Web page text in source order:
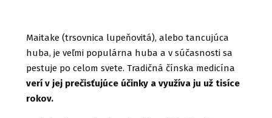
Maitake (trsovnica lupeňovitá), alebo tancujúca
huba, je veľmi populárna huba a v súčasnosti sa
pestuje po celom svete. Tradičná čínska medicína
verí v jej prečisťujúce účinky a využíva ju už tisíce
rokov.